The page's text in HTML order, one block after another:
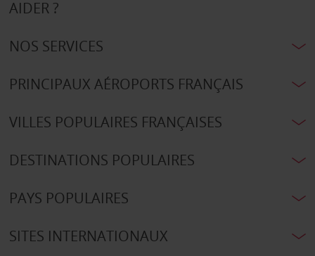
AIDER ?
NOS SERVICES
PRINCIPAUX AÉROPORTS FRANÇAIS
VILLES POPULAIRES FRANÇAISES
DESTINATIONS POPULAIRES
PAYS POPULAIRES
SITES INTERNATIONAUX